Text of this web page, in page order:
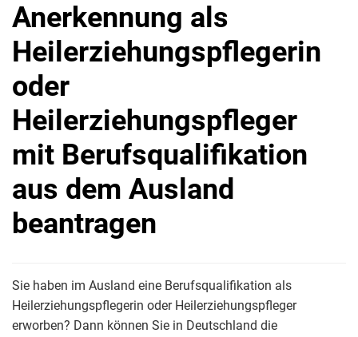
Anerkennung als
Heilerziehungspflegerin
oder
Heilerziehungspfleger
mit Berufsqualifikation
aus dem Ausland
beantragen
Sie haben im Ausland eine Berufsqualifikation als
Heilerziehungspflegerin oder Heilerziehungspfleger
erworben? Dann können Sie in Deutschland die